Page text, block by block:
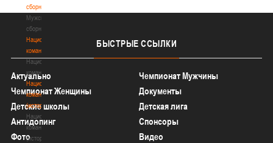
сборные
Мужские
сборные
Национальная
команда
Национальная
команда
Национальная
команда
(история)
Национальная
команда
(история)
БЫСТРЫЕ ССЫЛКИ
Актуально
Чемпионат Мужчины
Чемпионат Женщины
Документы
Детские школы
Детская лига
Антидопинг
Спонсоры
Фото
Видео